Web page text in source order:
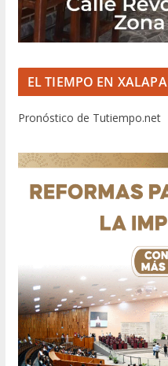
EL TIEMPO EN XALAPA
Pronóstico de Tutiempo.net